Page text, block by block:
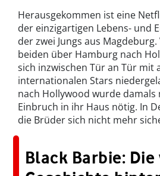
Herausgekommen ist eine
der einzigartigen Lebens- und
der zwei Jungs aus
beiden über Hamburg nach
sich inzwischen Tür an Tür mit
internationalen Stars
nach Hollywood wurde damals
Einbruch in ihr Haus nötig. In
die Brüder sich nicht mehr
Black Barbie: Die